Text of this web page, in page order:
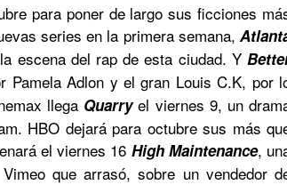
para poner de largo sus ficciones
series en la primera semana,
escena del rap de esta ciudad. Y
Pamela Adlon y el gran Louis C.K, por
llega Quarryel viernes 9, un
HBO dejará para octubre sus más
el viernes 16 High Maintenance,
que arrasó, sobre un vendedor